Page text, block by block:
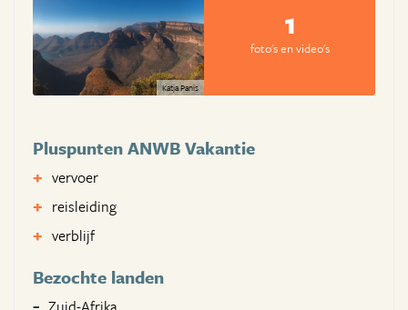
Katja Panis
1
foto's en video's
Pluspunten ANWB Vakantie
vervoer
reisleiding
verblijf
Bezochte landen